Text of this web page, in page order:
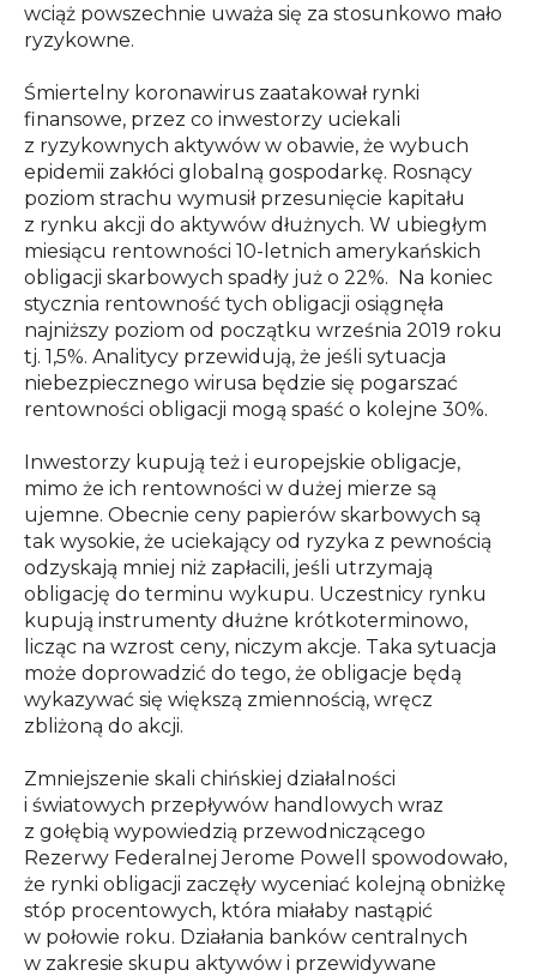
wciąż powszechnie uważa się za stosunkowo mało
ryzykowne.
Śmiertelny koronawirus zaatakował rynki
finansowe, przez co inwestorzy uciekali
z ryzykownych aktywów w obawie, że wybuch
epidemii zakłóci globalną gospodarkę. Rosnący
poziom strachu wymusił przesunięcie kapitału
z rynku akcji do aktywów dłużnych. W ubiegłym
miesiącu rentowności 10-letnich amerykańskich
obligacji skarbowych spadły już o 22%. Na koniec
stycznia rentowność tych obligacji osiągnęła
najniższy poziom od początku września 2019 roku
tj. 1,5%. Analitycy przewidują, że jeśli sytuacja
niebezpiecznego wirusa będzie się pogarszać
rentowności obligacji mogą spaść o kolejne 30%.
Inwestorzy kupują też i europejskie obligacje,
mimo że ich rentowności w dużej mierze są
ujemne. Obecnie ceny papierów skarbowych są
tak wysokie, że uciekający od ryzyka z pewnością
odzyskają mniej niż zapłacili, jeśli utrzymają
obligację do terminu wykupu. Uczestnicy rynku
kupują instrumenty dłużne krótkoterminowo,
licząc na wzrost ceny, niczym akcje. Taka sytuacja
może doprowadzić do tego, że obligacje będą
wykazywać się większą zmiennością, wręcz
zbliżoną do akcji.
Zmniejszenie skali chińskiej działalności
i światowych przepływów handlowych wraz
z gołębią wypowiedzią przewodniczącego
Rezerwy Federalnej Jerome Powell spowodowało,
że rynki obligacji zaczęły wyceniać kolejną obniżkę
stóp procentowych, która miałaby nastąpić
w połowie roku. Działania banków centralnych
w zakresie skupu aktywów i przewidywane